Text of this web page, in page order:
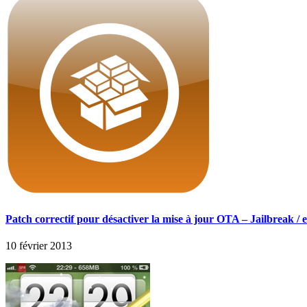
Patch correctif pour désactiver la mise à jour OTA – Jailbreak /
10 février 2013